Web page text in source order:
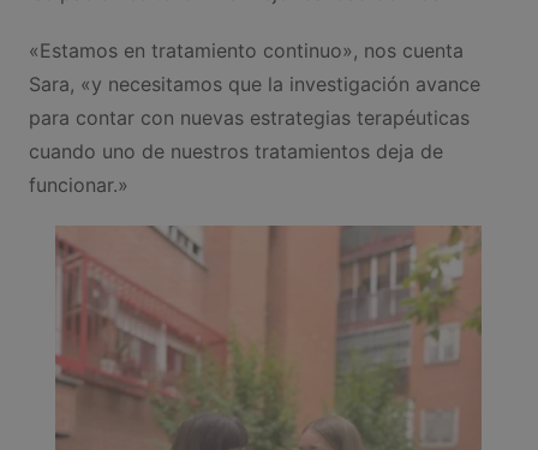
«Estamos en tratamiento continuo», nos cuenta
Sara, «y necesitamos que la investigación avance
para contar con nuevas estrategias terapéuticas
cuando uno de nuestros tratamientos deja de
funcionar.»